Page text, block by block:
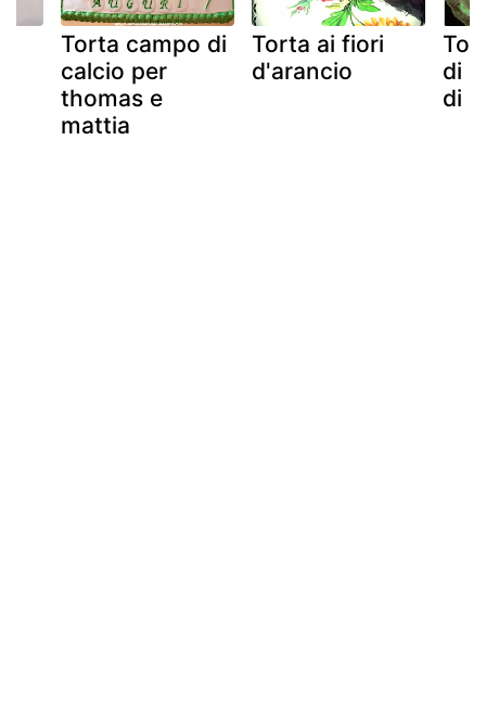
Torta campo di
calcio per
thomas e
mattia
Torta ai fiori
d'arancio
di
di